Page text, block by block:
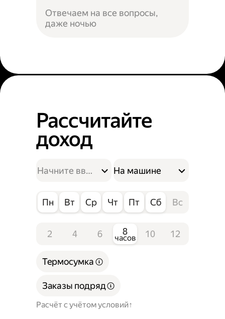
Отвечаем на все вопросы,
даже ночью
Рассчитайте
доход
На машине
Пн Вт Ср Чт Пт Сб Вс
2 4 6 8
часов 10 12
Расчёт с учётом условий
Термосумка
Заказы подряд